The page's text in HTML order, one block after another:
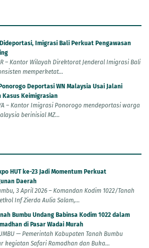
Dideportasi, Imigrasi Bali Perkuat Pengawasan
– Kantor Wilayah Direktorat Jenderal Imigrasi Bali
memperketat...
Deportasi WN Malaysia Usai Jalani
Kasus Keimigrasian
– Kantor Imigrasi Ponorogo mendeportasi warga
berinisial MZ...
HUT ke-23 Jadi Momentum Perkuat
Daerah
3 April 2026 – Komandan Kodim 1022/Tanah
Inf Zierda Aulia Salam,...
Bumbu Undang Babinsa Kodim 1022 dalam
di Pasar Wadai Murah
— Pemerintah Kabupaten Tanah Bumbu
kegiatan Safari Ramadhan dan Buka...